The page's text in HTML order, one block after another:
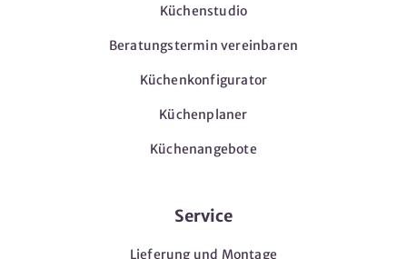
Küchenstudio
Beratungstermin vereinbaren
Küchenkonfigurator
Küchenplaner
Küchenangebote
Service
Lieferung und Montage